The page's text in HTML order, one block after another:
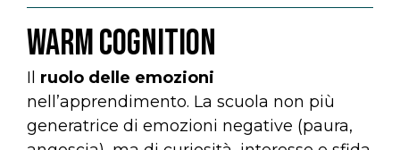
Warm Cognition
Il ruolo delle emozioni
nell’apprendimento. La scuola non più
generatrice di emozioni negative (paura,